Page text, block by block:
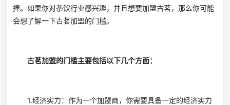
捧。如果你对茶饮行业感兴趣，并且想要加盟古茗，那么你可能
会想了解一下古茗加盟的门槛。
古茗加盟的门槛主要包括以下几个方面：
1.经济实力：作为一个加盟商，你需要具备一定的经济实力